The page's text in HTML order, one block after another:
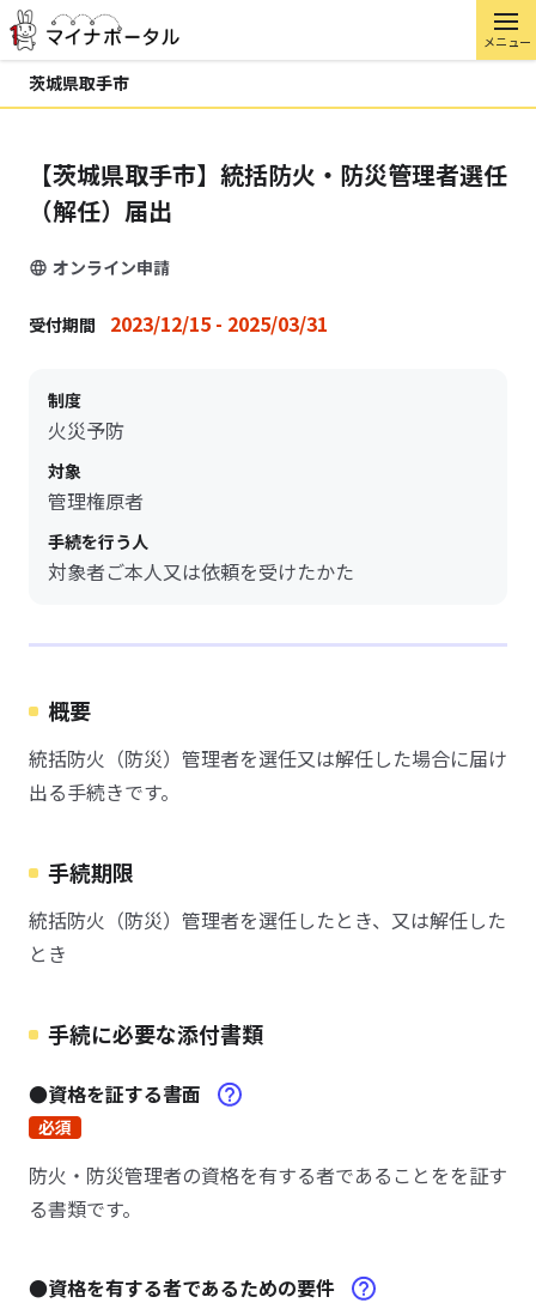
メニュー
茨城県取手市
【茨城県取手市】統括防火・防災管理者選任
（解任）届出
オンライン申請
受付期間 2023/12/15 - 2025/03/31
制度
火災予防
対象
管理権原者
手続を行う人
対象者ご本人又は依頼を受けたかた
概要
統括防火（防災）管理者を選任又は解任した場合に届け
出る手続きです。
手続期限
統括防火（防災）管理者を選任したとき、又は解任した
とき
手続に必要な添付書類
●資格を証する書面
必須
防火・防災管理者の資格を有する者であることをを証す
る書類です。
●資格を有する者であるための要件